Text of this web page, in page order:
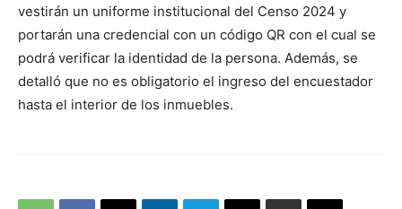
vestirán un uniforme institucional del Censo 2024 y
portarán una credencial con un código QR con el cual se
podrá verificar la identidad de la persona. Además, se
detalló que no es obligatorio el ingreso del encuestador
hasta el interior de los inmuebles.